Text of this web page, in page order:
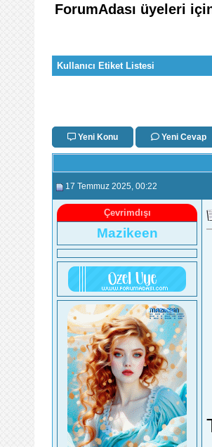
ForumAdası üyeleri
Kullanıcı Etiket Listesi
Yeni Konu Yeni Cevap
17 Temmuz 2025 , 00:22
Çevrimdışı
Mazikeen